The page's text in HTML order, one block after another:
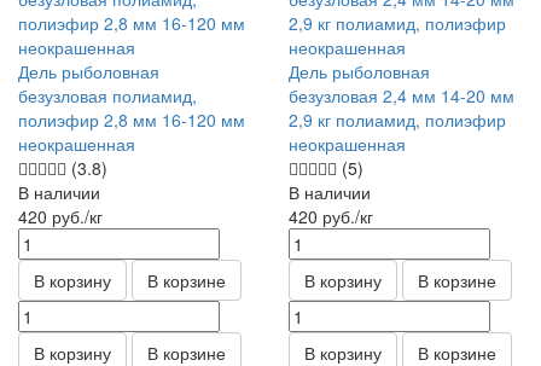
Дель рыболовная
безузловая полиамид,
полиэфир 2,8 мм 16-120 мм
неокрашенная
(3.8)
В наличии
420 руб./кг
В корзину В корзине
В корзину В корзине
Дель рыболовная
безузловая 2,4 мм 14-20 мм
2,9 кг полиамид, полиэфир
неокрашенная
(5)
В наличии
420 руб./кг
В корзину В корзине
В корзину В корзине